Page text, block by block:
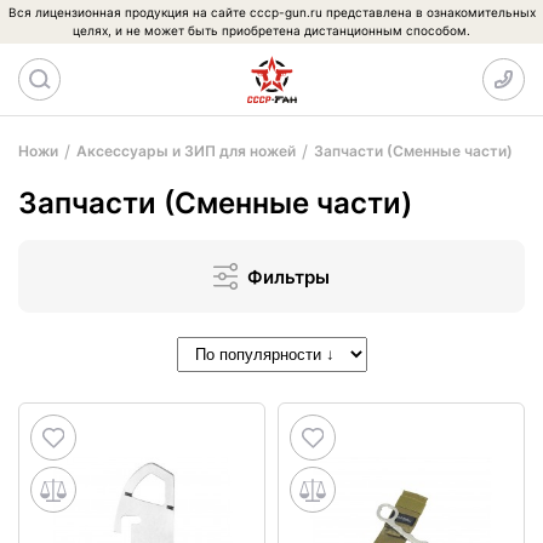
Вся лицензионная продукция на сайте cccp-gun.ru представлена в ознакомительных
целях, и не может быть приобретена дистанционным способом.
Ножи Аксессуары и ЗИП для ножей Запчасти (Сменные части)
Запчасти (Сменные части)
Фильтры